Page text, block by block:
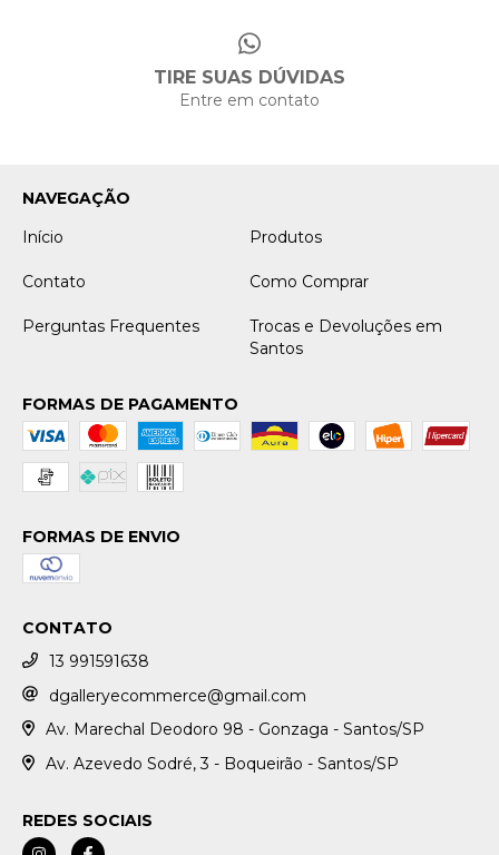
TIRE SUAS DÚVIDAS
Entre em contato
NAVEGAÇÃO
Início
Produtos
Contato Como Comprar
Perguntas Frequentes
Trocas e Devoluções em
Santos
FORMAS DE PAGAMENTO
FORMAS DE ENVIO
CONTATO
13 991591638
dgalleryecommerce@gmail.com
Av. Marechal Deodoro 98 - Gonzaga - Santos/SP
Av. Azevedo Sodré, 3 - Boqueirão - Santos/SP
REDES SOCIAIS